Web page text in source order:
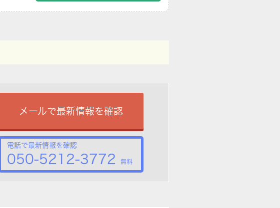
メールで最新情報を確認
電話で最新情報を確認
050-5212-3772 無料